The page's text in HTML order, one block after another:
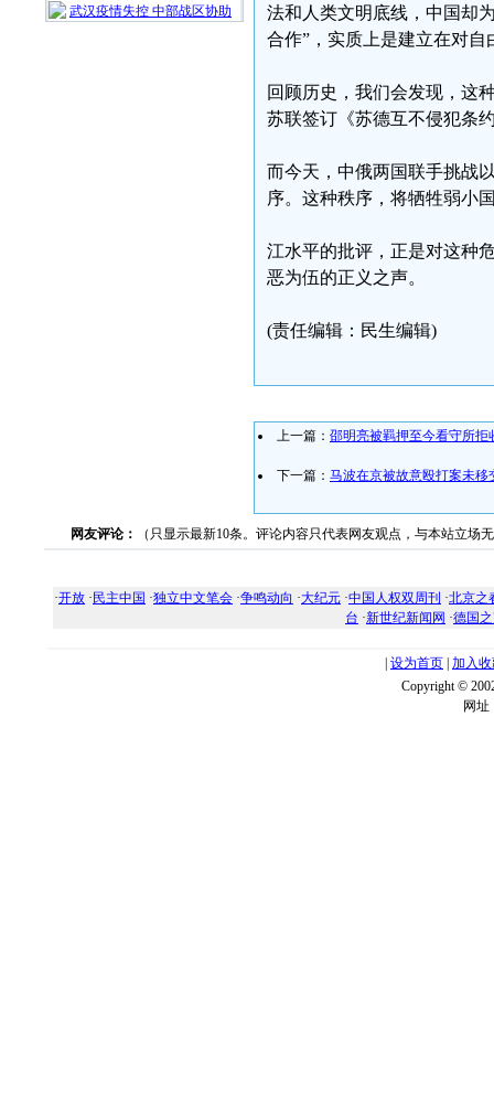
武汉疫情失控 中部战区协助
法和人类文明底线，中国却
合作”，实质上是建立在对
回顾历史，我们会发现，这
苏联签订《苏德互不侵犯条
而今天，中俄两国联手挑战
序。这种秩序，将牺牲弱小
江水平的批评，正是对这种
恶为伍的正义之声。
(责任编辑：民生编辑)
上一篇： 邵明亮被羁押至今看守所拒
下一篇： 马波在京被故意殴打案未移
网友评论： （只显示最新10条。评论内容只代表网友观点，与本站立场
·开放 · 民主中国 ·独立中文笔会 ·争鸣动向 ·大纪元 ·中国人权双周刊 ·北京之
台 ·新世纪新闻网 ·德国
设为首页 加入
Copyright ©
网址